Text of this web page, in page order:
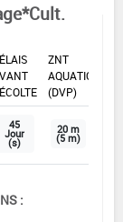
ZNT
AQUATIQUE
(DVP)
45
Jour
(s)
20 m
(5 m)
: